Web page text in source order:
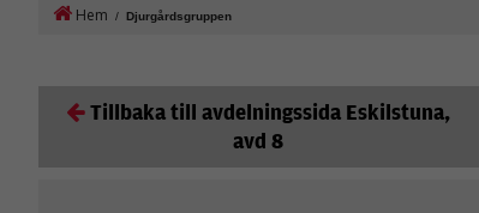
Hem / Djurgårdsgruppen
Tillbaka till avdelningssida Eskilstuna,
avd 8